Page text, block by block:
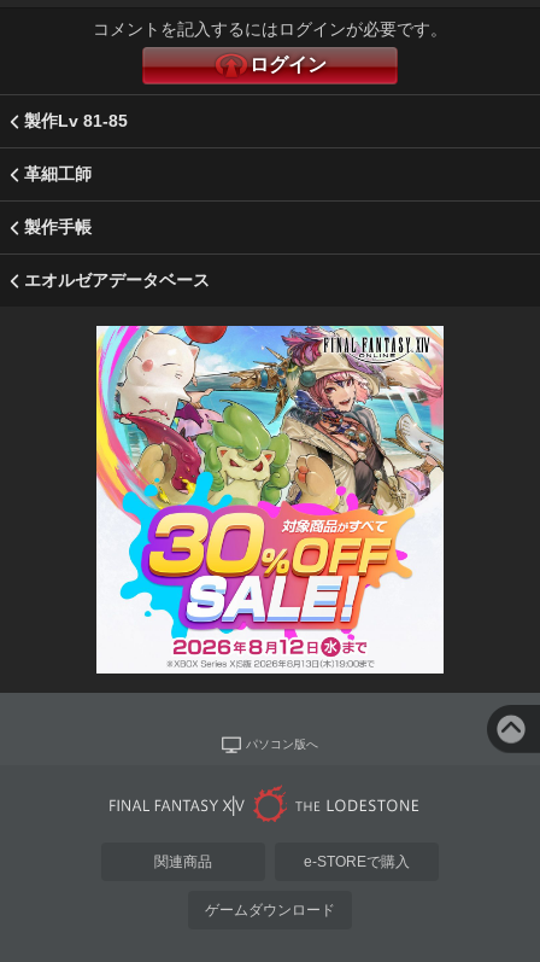
コメントを記入するにはログインが必要です。
ログイン
製作Lv 81-85
革細工師
製作手帳
エオルゼアデータベース
パソコン版へ
関連商品 e-STOREで購入
ゲームダウンロード